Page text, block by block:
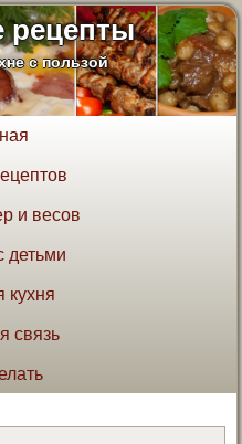
с пользой
и весов
детьми
кухня
связь